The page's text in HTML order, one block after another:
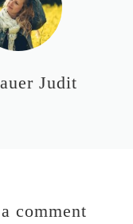
Judit
comment